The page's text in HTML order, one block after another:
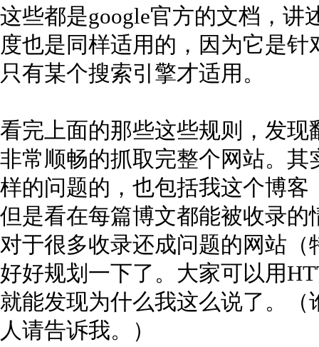
这些都是google官方的文档，讲
度也是同样适用的，因为它是
只有某个搜索引擎才适用。
看完上面的那些这些规则，发
非常顺畅的抓取完整个网站。
样的问题的，也包括我这个博
但是看在每篇博文都能被收录
对于很多收录还成问题的网站
好好规划一下了。大家可以用
就能发现为什么我这么说了。
人请告诉我。）